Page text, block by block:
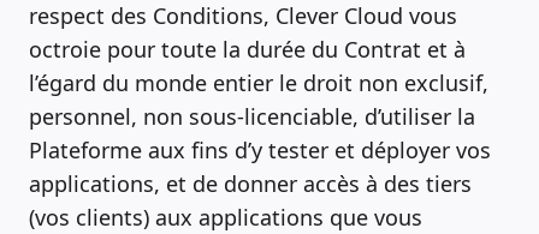
respect des Conditions, Clever Cloud vous
octroie pour toute la durée du Contrat et à
l’égard du monde entier le droit non exclusif,
personnel, non sous-licenciable, d’utiliser la
Plateforme aux fins d’y tester et déployer vos
applications, et de donner accès à des tiers
(vos clients) aux applications que vous